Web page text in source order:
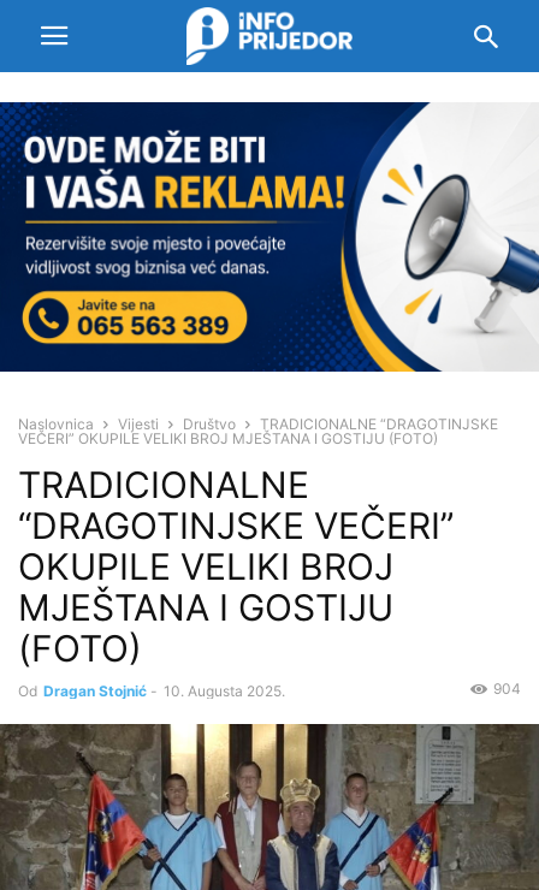
Naslovnica Vijesti Društvo
TRADICIONALNE “DRAGOTINJSKE
VEČERI” OKUPILE VELIKI BROJ MJEŠTANA I GOSTIJU (FOTO)
TRADICIONALNE
“DRAGOTINJSKE VEČERI”
OKUPILE VELIKI BROJ
MJEŠTANA I GOSTIJU
(FOTO)
Od Dragan Stojnić - 10. Augusta 2025. 904